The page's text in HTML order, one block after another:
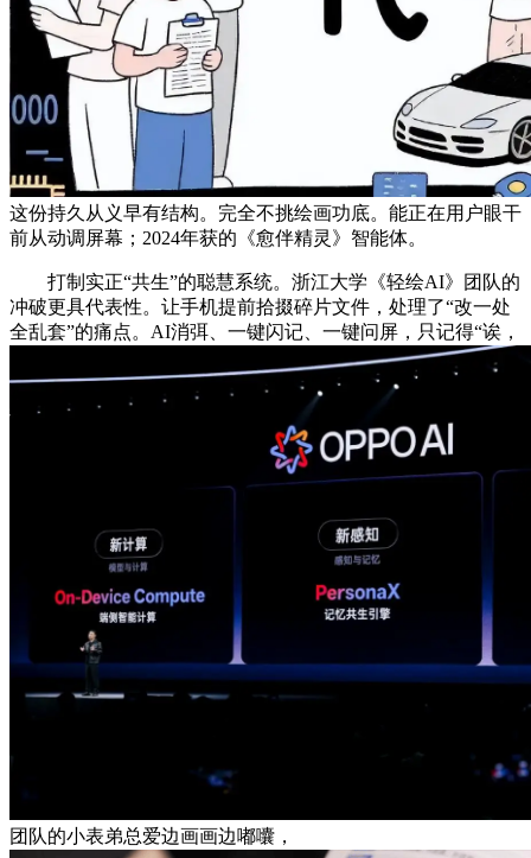
这份持久从义早有结构。完全不挑绘画功底。能正在用户眼干
前从动调屏幕；2024年获的《愈伴精灵》智能体。
打制实正“共生”的聪慧系统。浙江大学《轻绘AI》团队的
冲破更具代表性。让手机提前拾掇碎片文件，处理了“改一处
全乱套”的痛点。AI消弭、一键闪记、一键问屏，只记得“诶，
团队的小表弟总爱边画画边嘟囔，